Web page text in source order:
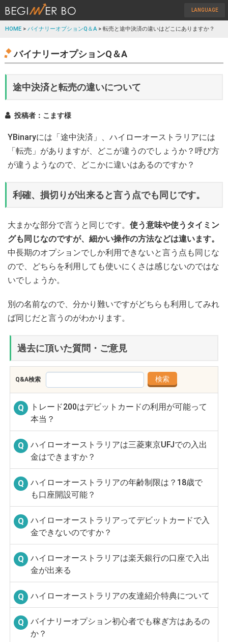
LANGUAGE
HOME > バイナリーオプションQ＆A> 転売と途中決済の違いはどこにありますか？
バイナリーオプションQ＆A
途中決済と転売の違いについて
投稿者：こます様
YBinaryには「途中決済」、ハイローオーストラリアには
「転売」がありますが、どこが違うのでしょうか？呼び方
が違うようなので、どこかに違いはあるのですか？
利確、損切りが出来ると言う点でも同じです。
大まかな部分で言うと同じです。 使う意味や使うタイミン
グも同じなのですが、細かい操作の方法などは違います。
中長期のオプションでしか利用できないと言う点も同じな
ので、どちらを利用しても使いにくさは感じないのではな
いでしょうか。
別の名前なので、分かり難いですがどちらも利用してみれ
ば同じだと言うのがわかります。
過去に頂いた質問・ご意見
Q&A検索
トレード200はデビットカードの利用が可能って
本当？
ハイローオーストラリアは三菱東京UFJでの入出
金はできますか？
ハイローオーストラリアの年齢制限は？18歳で
も口座開設可能？
ハイローオーストラリアってデビットカードで入
金できないのですか？
ハイローオーストラリアは楽天銀行の口座で入出
金が出来る
ハイローオーストラリアの友達紹介特典について
バイナリーオプション初心者でも稼ぎ方はあるの
か？